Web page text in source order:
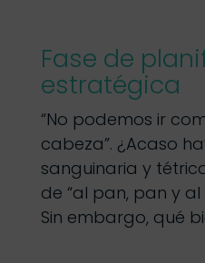
Fase de
estratégica
“No podemos ir
cabeza”. ¿Acaso
sanguinaria y
de “al pan, pan y al
Sin embargo, qué